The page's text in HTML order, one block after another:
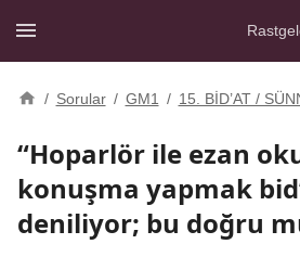
/ Sorular / GM1 / 15. BİD’AT /
“Hoparlör ile ezan
konuşma yapmak
deniliyor; bu doğru